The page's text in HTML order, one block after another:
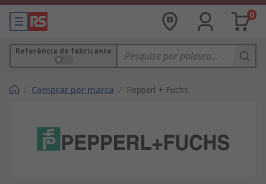
0
Referência do fabricante
/ Comprar por marca / Pepperl + Fuchs